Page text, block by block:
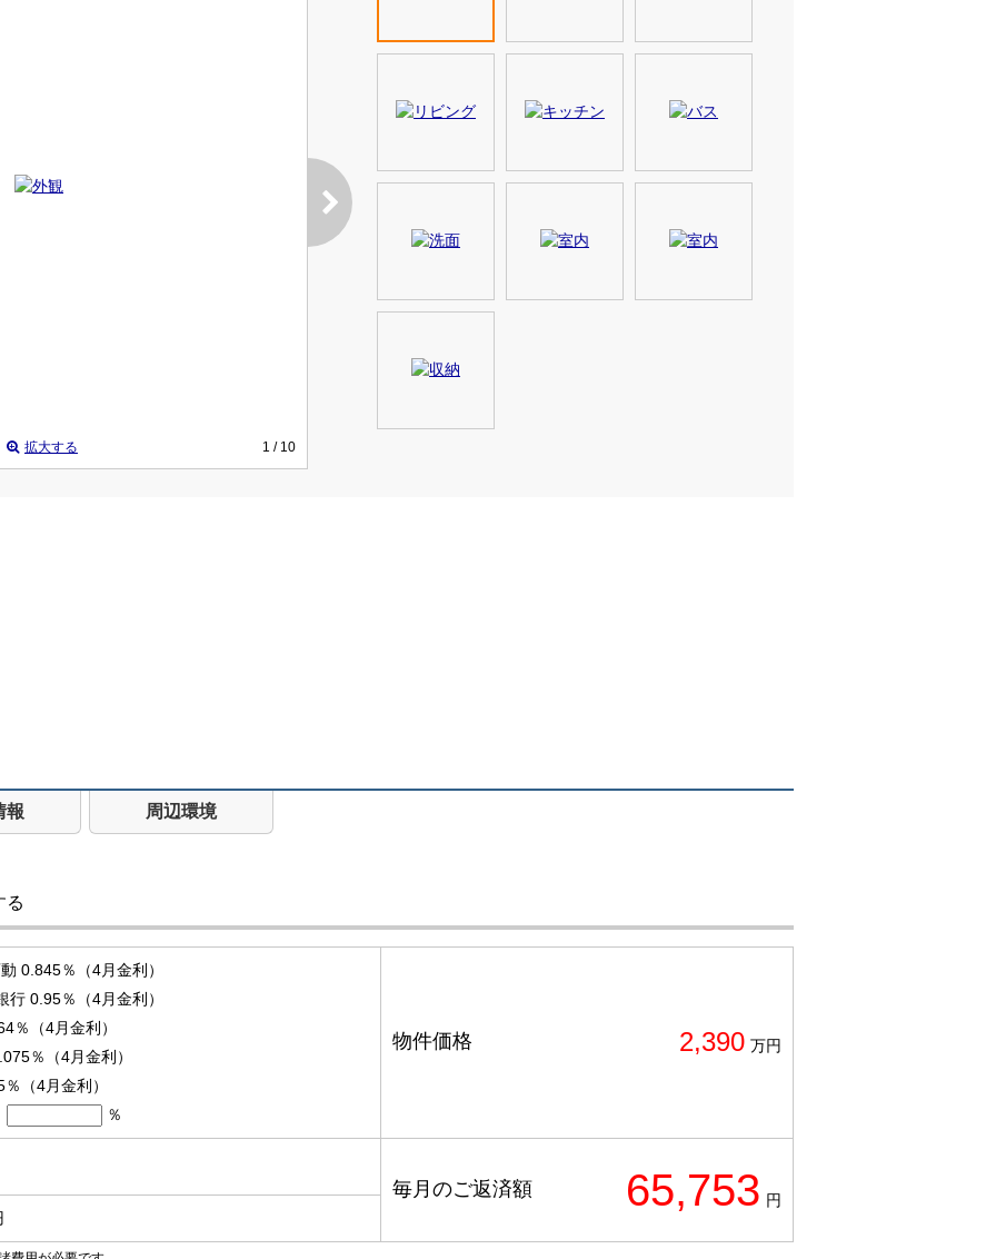
拡大する 1 / 10
報 周辺環境
る
0.845％（4月金利）
行 0.95％（4月金利）
％（4月金利）
％（4月金利）
（4月金利）
％
物件価格 2,390 万円
毎月のご返済額 65,753 円